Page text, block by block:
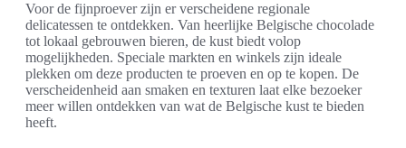
Voor de fijnproever zijn er verscheidene regionale
delicatessen te ontdekken. Van heerlijke Belgische chocolade
tot lokaal gebrouwen bieren, de kust biedt volop
mogelijkheden. Speciale markten en winkels zijn ideale
plekken om deze producten te proeven en op te kopen. De
verscheidenheid aan smaken en texturen laat elke bezoeker
meer willen ontdekken van wat de Belgische kust te bieden
heeft.